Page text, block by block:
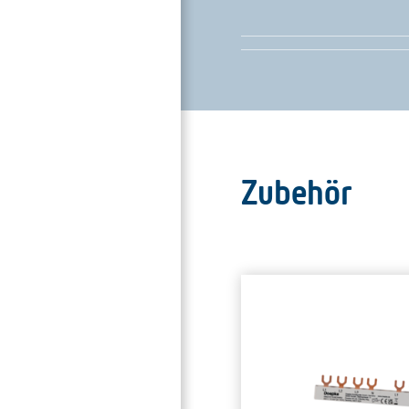
Zubehör